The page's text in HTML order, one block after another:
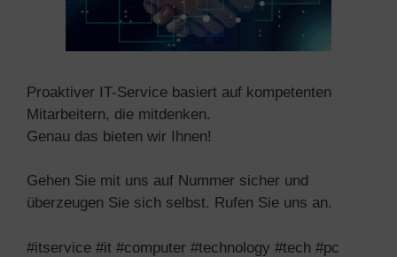
Proaktiver IT-Service basiert auf kompetenten
Mitarbeitern, die mitdenken.
Genau das bieten wir Ihnen!
Gehen Sie mit uns auf Nummer sicher und
überzeugen Sie sich selbst. Rufen Sie uns an.
#itservice #it #computer #technology #tech #pc